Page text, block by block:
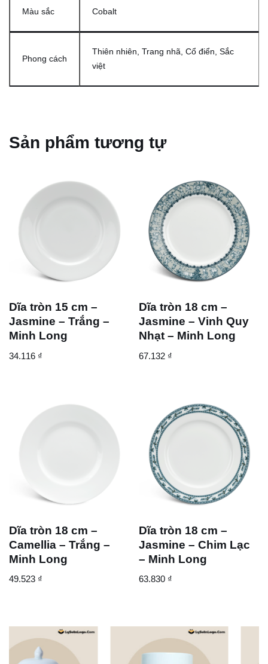
Màu sắc Cobalt
Phong cách
Thiên nhiên, Trang nhã, Cổ điển, Sắc
việt
Sản phẩm tương tự
Dĩa tròn 15 cm –
Jasmine – Trắng –
Minh Long
34.116 ₫
Dĩa tròn 18 cm –
Jasmine – Vinh Quy
Nhạt – Minh Long
67.132 ₫
Dĩa tròn 18 cm –
Camellia – Trắng –
Minh Long
49.523 ₫
Dĩa tròn 18 cm –
Jasmine – Chim Lạc
– Minh Long
63.830 ₫